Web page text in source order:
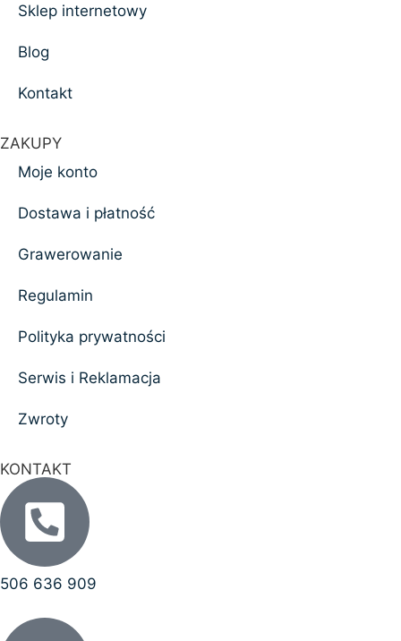
Sklep internetowy
Blog
Kontakt
ZAKUPY
Moje konto
Dostawa i płatność
Grawerowanie
Regulamin
Polityka prywatności
Serwis i Reklamacja
Zwroty
KONTAKT
506 636 909